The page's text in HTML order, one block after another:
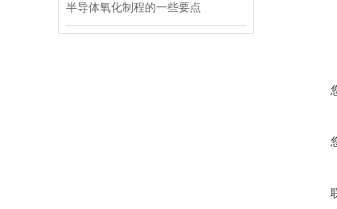
半导体氧化制程的一些要点